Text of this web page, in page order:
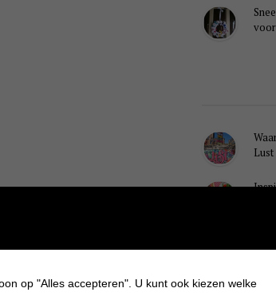
Lust
het
Wat
op "Alles accepteren". U kunt ook kiezen welke